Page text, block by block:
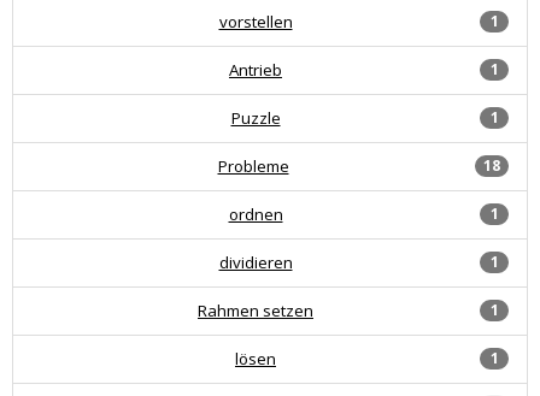
1
vorstellen
1
Antrieb
1
Puzzle
18
Probleme
1
ordnen
1
dividieren
1
Rahmen setzen
1
lösen